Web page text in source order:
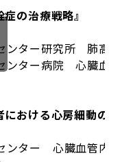
の治療戦略』
ンター研究所 肺高
ンター病院 心臓血
における心房細動の
ンター 心臓血管内